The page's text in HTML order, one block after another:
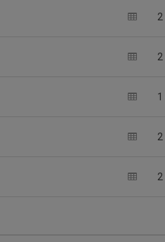
2
2
1
2
2